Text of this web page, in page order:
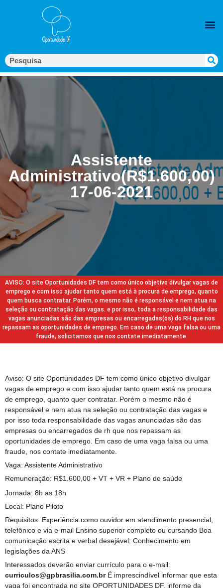
Assistente
Administrativo(R$1.600,00)
17-06-2021
AVISO: O site Oportunidades DF tem como único objetivo divulgar vagas de
emprego e com isso ajudar tanto quem está à procura de emprego, quanto
quem busca contratar. Porém, o mesmo não é responsável e nem atua na
seleção ou contratação das vagas. e por isso, toda a responsabilidade das
vagas anunciadas são das empresas ou encarregadas(os) do RH que nos
repassam as oportunidades de emprego. Em caso de uma vaga falsa ou uma
fraude, solicitamos que nos contate imediatamente.
Aviso: O site Oportunidades DF tem como único objetivo divulgar
vagas de emprego e com isso ajudar tanto quem está na procura
de emprego, quanto quer contratar. Porém o mesmo não é
responsável e nem atua na seleção ou contratação das vagas e
por isso toda responsabilidade das vagas anunciadas são das
empresas ou encarregados de rh que nos repassam as
oportunidades de emprego. Em caso de uma vaga falsa ou uma
fraude, nos contate imediatamente.
Vaga: Assistente Administrativo
Remuneração: R$1.600,00 + VT + VR + Plano de saúde
Jornada: 8h as 18h
Local: Plano Piloto
Requisitos: Experiência como ouvidor em atendimento presencial,
telefônico e via e-mail Ensino superior completo ou cursando Boa
comunicação escrita e verbal desejável: Conhecimento em
legislações da ANS
Interessados deverão enviar currículo para o e-mail:
curriculos@gpbrasilia.com.brÉ imprescindível informar que esta
vaga foi encontrada no site OPORTUNIDADES DF, informe da